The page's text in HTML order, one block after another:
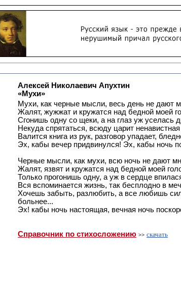
Алексей Николаевич Апухтин
«Мухи»
Мухи, как черные мысли, весь день не дают
Жалят, жужжат и кружатся над бедной моей
Сгонишь одну со щеки, а на глаз уж уселась
Некуда спрятаться, всюду царит ненавистная
Валится книга из рук, разговор упадает,
Эх, кабы вечер придвинулся! Эх, кабы ночь
Черные мысли, как мухи, всю ночь не дают
Жалят, язвят и кружатся над бедной моей
Только прогонишь одну, а уж в сердце
Вся вспоминается жизнь, так бесплодно в
Хочешь забыть, разлюбить, а все любишь
больнее...
Эх! кабы ночь настоящая, вечная ночь
Справочник по стихосложению >> скачать